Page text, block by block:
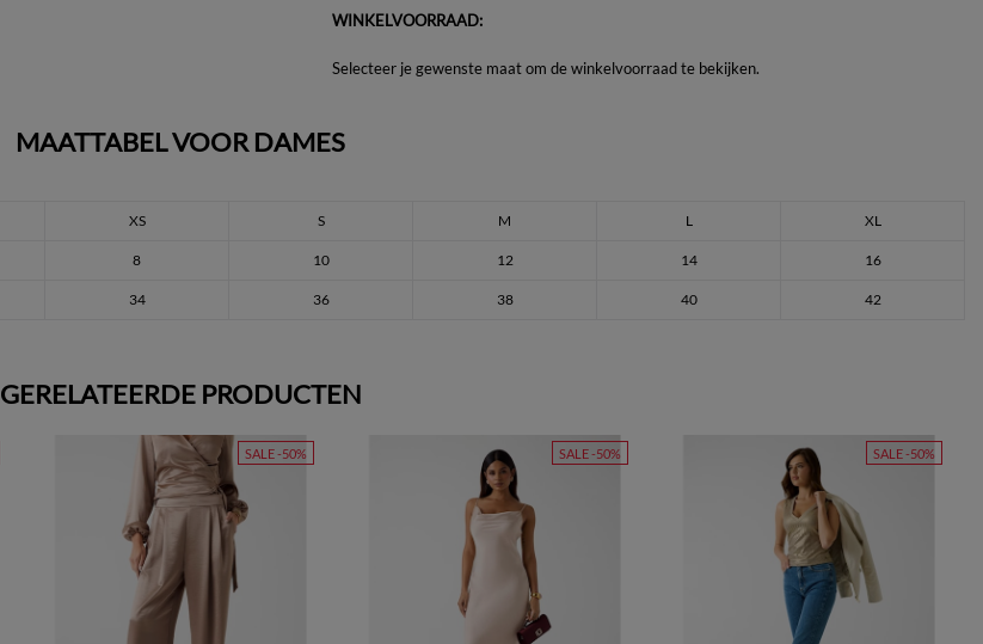
WINKELVOORRAAD:
Selecteer je gewenste maat om de winkelvoorraad te bekijken.
MAATTABEL VOOR DAMES
XS S M L XL
8 10 12 14 16
34 36 38 40 42
GERELATEERDE PRODUCTEN
SALE -50% SALE -50% SALE -50%